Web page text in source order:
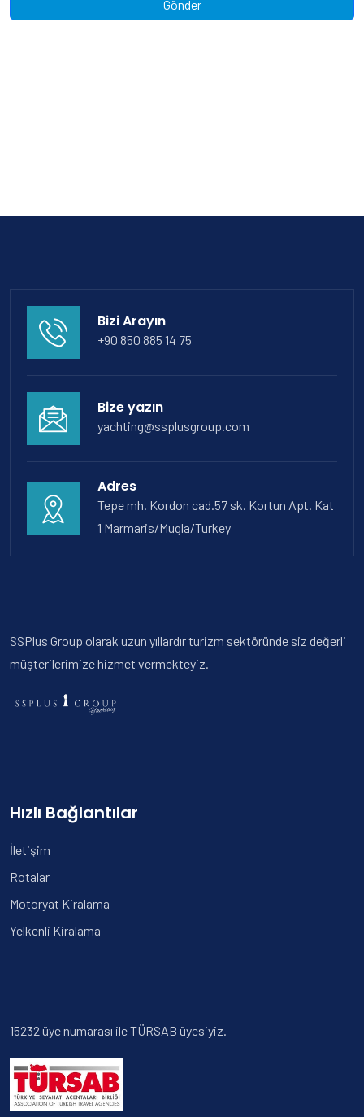
Gönder
Bizi Arayın
+90 850 885 14 75
Bize yazın
yachting@ssplusgroup.com
Adres
Tepe mh. Kordon cad.57 sk. Kortun Apt. Kat
1 Marmaris/Mugla/Turkey
SSPlus Group olarak uzun yıllardır turizm sektöründe siz değerli
müşterilerimize hizmet vermekteyiz.
Hızlı Bağlantılar
İletişim
Rotalar
Motoryat Kiralama
Yelkenli Kiralama
15232 üye numarası ile TÜRSAB üyesiyiz.